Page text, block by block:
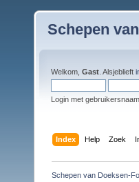
Schepen
Welkom, Gast . Alsjeblieft
Login met
Index Help Zoek
Schepen van Doeksen-